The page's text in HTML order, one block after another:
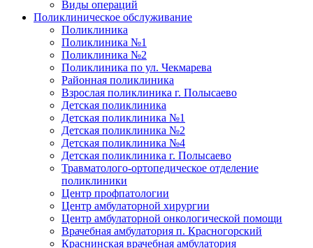
Виды операций
Поликлиническое обслуживание
Поликлиника
Поликлиника №1
Поликлиника №2
Поликлиника по ул. Чекмарева
Районная поликлиника
Взрослая поликлиника г. Полысаево
Детская поликлиника
Детская поликлиника №1
Детская поликлиника №2
Детская поликлиника №4
Детская поликлиника г. Полысаево
Травматолого-ортопедическое отделение
поликлиники
Центр профпатологии
Центр амбулаторной хирургии
Центр амбулаторной онкологической помощи
Врачебная амбулатория п. Красногорский
Краснинская врачебная амбулатория